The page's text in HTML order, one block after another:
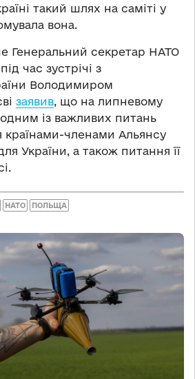
такий шлях на саміті у
вона.
Генеральний секретар НАТО
час зустрічі з
Володимиром
заявив, що на липневому
одним із важливих питань
країнами-членами Альянсу
України, а також питання її
НАТО ПОЛЬЩА